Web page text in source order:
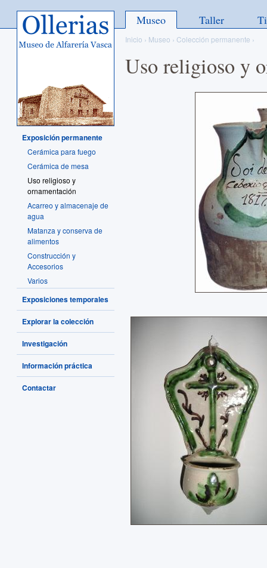
Ollerias - Museo de Alfarería
Vasca
Inicio › Museo › Colección permanente ›
Uso religioso y
Museo Taller
Exposición permanente
Cerámica para fuego
Cerámica de mesa
Uso religioso y
ornamentación
Acarreo y almacenaje de
agua
Matanza y conserva de
alimentos
Construcción y
Accesorios
Varios
Exposiciones temporales
Explorar la colección
Investigación
Información práctica
Contactar